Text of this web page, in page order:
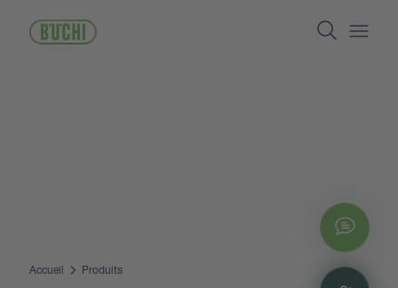
contenu
Search
Accueil Produits